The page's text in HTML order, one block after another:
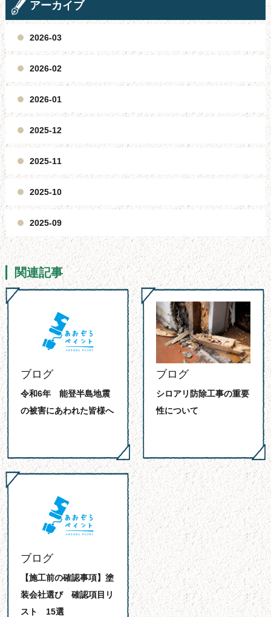
アーカイブ
2026-03
2026-02
2026-01
2025-12
2025-11
2025-10
2025-09
関連記事
ブログ
令和6年 能登半島地震
の被害にあわれた皆様へ
ブログ
シロアリ防除工事の重要
性について
ブログ
【施工前の確認事項】塗
装会社選び 確認項目リ
スト 15選